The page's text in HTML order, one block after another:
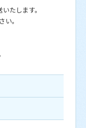
たします。
。